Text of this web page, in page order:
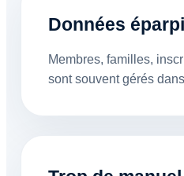
Données
Membres, familles,
sont souvent gérés